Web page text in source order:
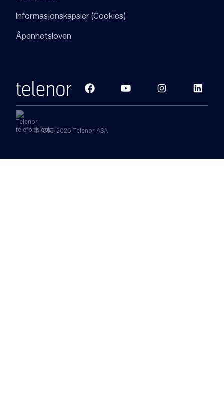
Informasjonskapsler (Cookies)
Åpenhetsloven
© 1855-2026 Telenor ASA